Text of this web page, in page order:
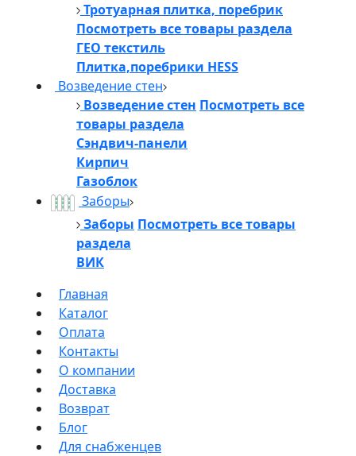
Тротуарная плитка, поребрик
Посмотреть все товары раздела
ГЕО текстиль
Плитка,поребрики HESS
Возведение стен
Возведение стен Посмотреть все
товары раздела
Сэндвич-панели
Кирпич
Газоблок
Заборы
Заборы Посмотреть все товары
раздела
ВИК
Главная
Каталог
Оплата
Контакты
О компании
Доставка
Возврат
Блог
Для снабженцев